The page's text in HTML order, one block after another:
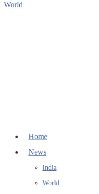
Home
News
India
World